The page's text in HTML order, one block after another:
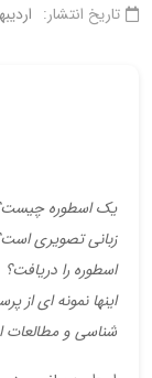
تاریخ انتشار:
یک اسطوره چیست؟
زبانی تصویری
اسطوره را دریافت؟
اینها نمونه ای
شناسی و مطالعات